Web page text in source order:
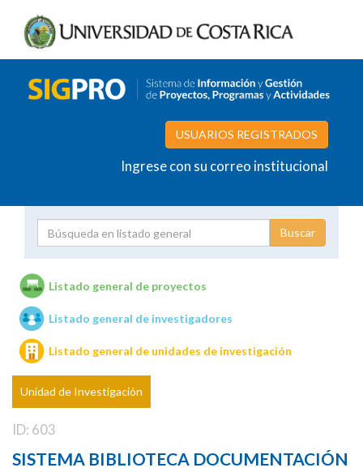
USUARIOS REGISTRADOS
Ingrese con su correo institucional
Unidades de investigación
Listado general de proyectos
Listado general de investigadores
Listado general de unidades de investigación
Unidad de Investigación
ID: 603
SISTEMA BIBLIOTECA DOCUMENTACIÓN